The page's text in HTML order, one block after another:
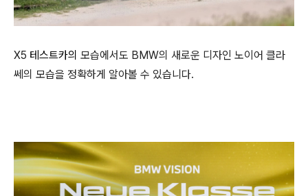
X5 테스트카의 모습에서도 BMW의 새로운 디자인 노이어 클라
쎄의 모습을 정확하게 알아볼 수 있습니다.